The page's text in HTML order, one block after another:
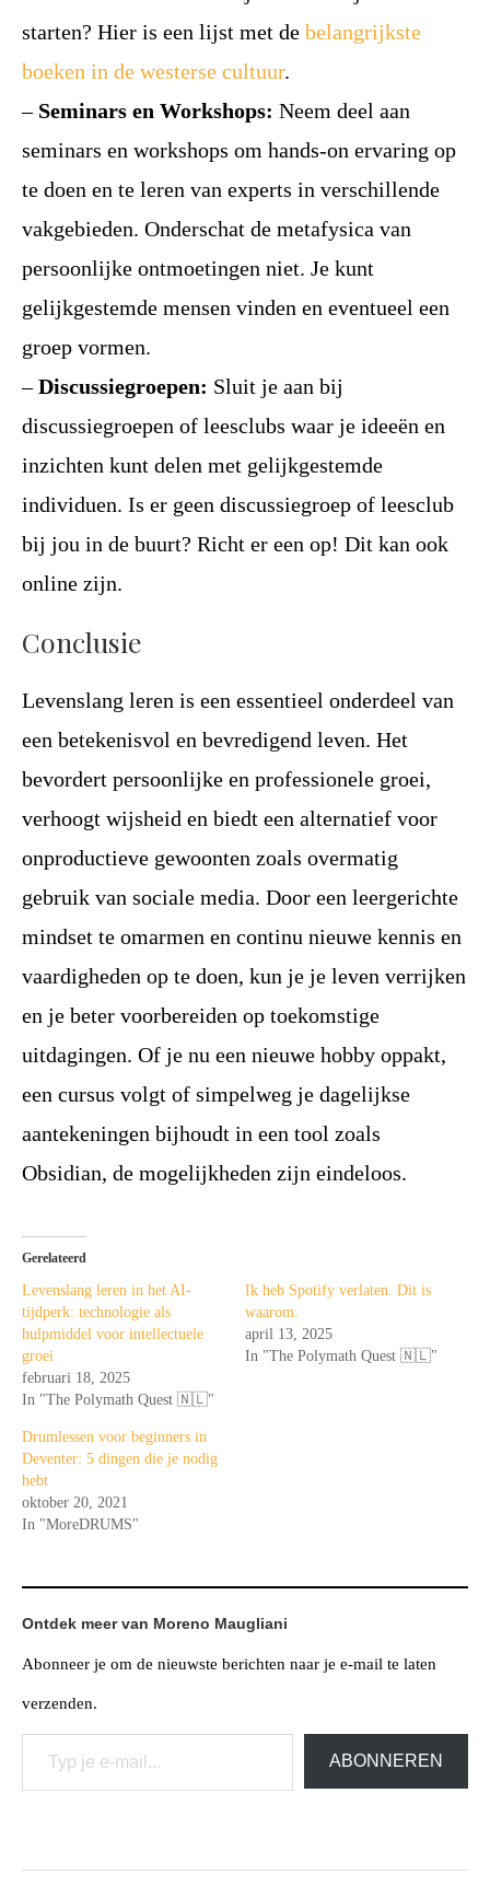
starten? Hier is een lijst met de belangrijkste
boeken in de westerse cultuur.
– Seminars en Workshops: Neem deel aan
seminars en workshops om hands-on ervaring op
te doen en te leren van experts in verschillende
vakgebieden. Onderschat de metafysica van
persoonlijke ontmoetingen niet. Je kunt
gelijkgestemde mensen vinden en eventueel een
groep vormen.
–Discussiegroepen: Sluit je aan bij
discussiegroepen of leesclubs waar je ideeën en
inzichten kunt delen met gelijkgestemde
individuen. Is er geen discussiegroep of leesclub
bij jou in de buurt? Richt er een op! Dit kan ook
online zijn.
Conclusie
Levenslang leren is een essentieel onderdeel van
een betekenisvol en bevredigend leven. Het
bevordert persoonlijke en professionele groei,
verhoogt wijsheid en biedt een alternatief voor
onproductieve gewoonten zoals overmatig
gebruik van sociale media. Door een leergerichte
mindset te omarmen en continu nieuwe kennis en
vaardigheden op te doen, kun je je leven verrijken
en je beter voorbereiden op toekomstige
uitdagingen. Of je nu een nieuwe hobby oppakt,
een cursus volgt of simpelweg je dagelijkse
aantekeningen bijhoudt in een tool zoals
Obsidian, de mogelijkheden zijn eindeloos.
Gerelateerd
Levenslang leren in het AI-
tijdperk: technologie als
hulpmiddel voor intellectuele
groei
februari 18, 2025
In "The Polymath Quest 🇳🇱"
Ik heb Spotify verlaten. Dit is
waarom.
april 13, 2025
In "The Polymath Quest 🇳🇱"
Drumlessen voor beginners in
Deventer: 5 dingen die je nodig
hebt
oktober 20, 2021
In "MoreDRUMS"
Ontdek meer van Moreno Maugliani
Abonneer je om de nieuwste berichten naar je e-mail te laten
verzenden.
Typ je e-mail...
ABONNEREN